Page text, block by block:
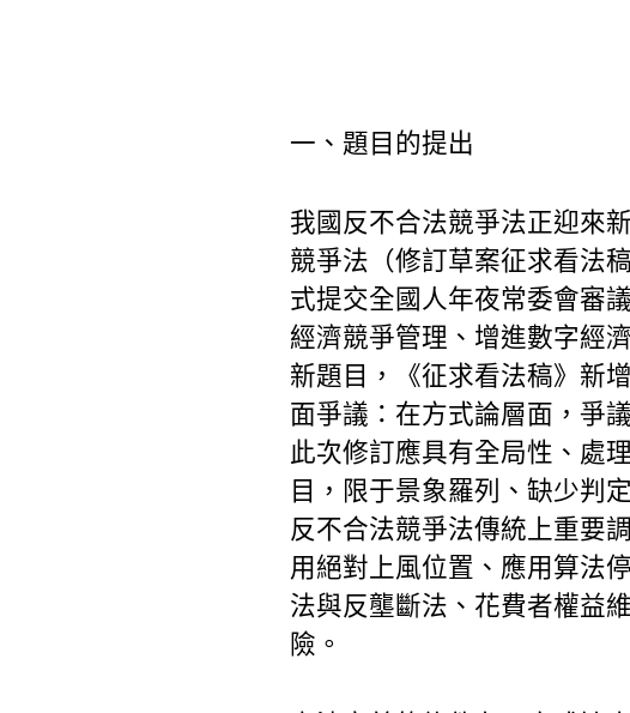
一、題目的提出
我國反不合法競爭法正迎來
競爭法（修訂草案征求看法
式提交全國人年夜常委會審
經濟競爭管理、增進數字經
新題目，《征求看法稿》新
面爭議：在方式論層面，爭
此次修訂應具有全局性、處
目，限于景象羅列、缺少判
反不合法競爭法傳統上重要
用絕對上風位置、應用算法
法與反壟斷法、花費者權益
險。